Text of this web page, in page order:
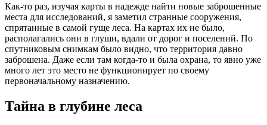
Как-то раз, изучая карты в надежде найти новые заброшенные
места для исследований, я заметил странные сооружения,
спрятанные в самой гуще леса. На картах их не было,
располагались они в глуши, вдали от дорог и поселений. По
спутниковым снимкам было видно, что территория давно
заброшена. Даже если там когда-то и была охрана, то явно уже
много лет это место не функционирует по своему
первоначальному назначению.
Тайна в глубине леса